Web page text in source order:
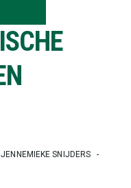
JENNEMIEKE SNIJDERS